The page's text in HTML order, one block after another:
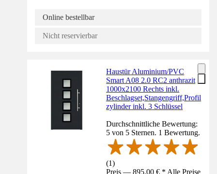
Online bestellbar
Nicht reservierbar
Haustür Aluminium/PVC
Smart A08 2.0 RC2 anthrazit
1000x2100 Rechts inkl.
Beschlagset,Stangengriff,Profil
zylinder inkl. 3 Schlüssel
Durchschnittliche Bewertung:
5 von 5 Sternen. 1 Bewertung.
(1)
Preis — 895,00 € * Alle Preise